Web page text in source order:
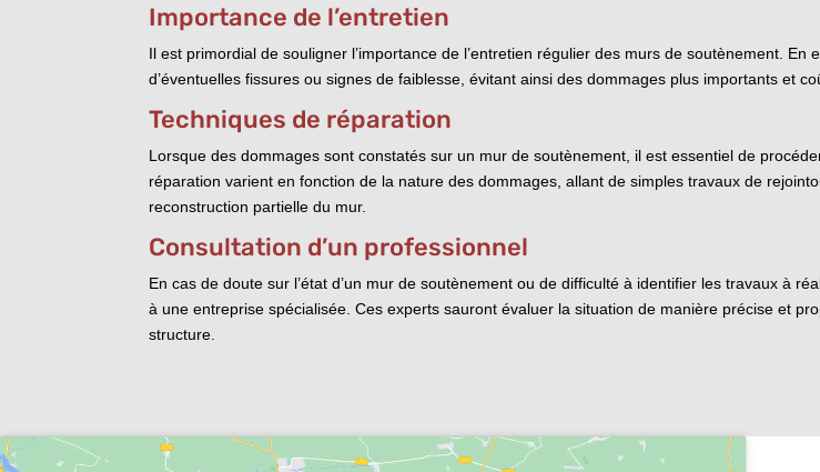
Importance de l’entretien
Il est primordial de souligner l’importance de l’entretien régulier des murs de soutènement.
d’éventuelles fissures ou signes de faiblesse, évitant ainsi des dommages plus importants et
Techniques de réparation
Lorsque des dommages sont constatés sur un mur de soutènement, il est essentiel de
réparation varient en fonction de la nature des dommages, allant de simples travaux de
reconstruction partielle du mur.
Consultation d’un professionnel
En cas de doute sur l’état d’un mur de soutènement ou de difficulté à identifier les travaux à
à une entreprise spécialisée. Ces experts sauront évaluer la situation de manière précise et
structure.